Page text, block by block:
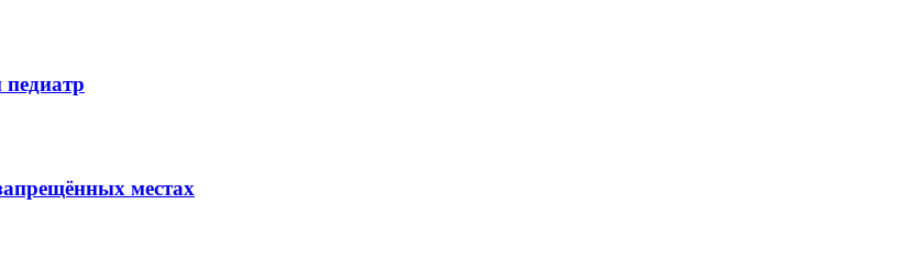
местах